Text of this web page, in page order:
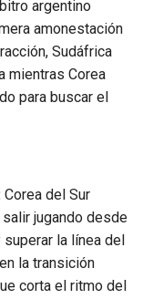
argentino
amonestación
Sudáfrica
mientras Corea
para buscar el
Corea del Sur
jugando desde
la línea del
la transición
corta el ritmo del